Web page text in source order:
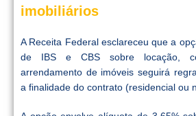
imobiliários
A Receita Federal esclareceu que a
de IBS e CBS sobre locação,
arrendamento de imóveis seguirá
a finalidade do contrato (residencial ou